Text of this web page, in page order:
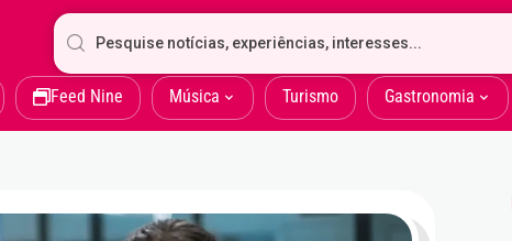
Feed Nine Música Turismo Gastronomia